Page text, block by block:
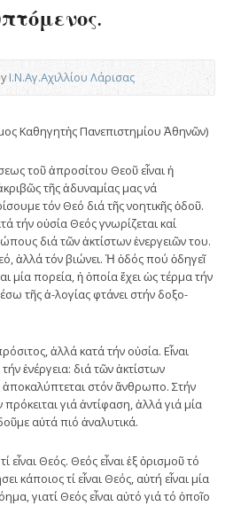
Ι.Ν.Αγ.Αχιλλίου Λάρισας
Καθηγητὴς Πανεπιστημίου Ἀθηνῶν)
τοῦ ἀπροσίτου Θεοῦ εἶναι ἡ
τῆς ἀδυναμίας μας νά
τόν Θεό διά τῆς νοητικῆς ὁδοῦ.
τήν οὐσία Θεός γνωρίζεται καί
διά τῶν ἀκτίστων ἐνεργειῶν του.
ἀλλά τόν βιώνει. Ἡ ὁδός πού ὁδηγεῖ
μία πορεία, ἡ ὁποία ἔχει ὡς τέρμα τήν
τῆς ἀ-λογίας φτάνει στήν δοξο-
ἀλλά κατά τήν οὐσία. Εἶναι
ἐνέργεια: διά τῶν ἀκτίστων
ἀποκαλύπτεται στόν ἄνθρωπο. Στήν
γιά ἀντίφαση, ἀλλά γιά μία
αὐτά πιό ἀναλυτικά.
εἶναι Θεός. Θεός εἶναι ἐξ ὁρισμοῦ τό
κάποιος τί εἶναι Θεός, αὐτή εἶναι μία
γιατί Θεός εἶναι αὐτό γιά τό ὁποῖο